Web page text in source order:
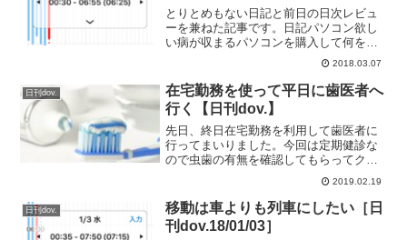
とりとめもない日記と前日の日次レビュ
ーを兼ねた記事です。日記パソコン欲し
い病が収まるパソコンを購入して何をす
るかというとプログラムの開発をしてい
きたいと。OSはいろいろと無茶がきく
Linuxがいいと考えております。以前に購
入したLinuxの...
2018.03.07
日刊dov.
在宅勤務を使って平日に歯医者へ
行く【日刊dov.】
先日、終日在宅勤務を利用して歯医者に
行ってまいりました。今回は定期健診な
ので虫歯の有無を確認してもらってクリ
ーニングして終了でしたが、予約から実
施まで一週間という短期間で完了するこ
とが出来ましました。というのも、わた
しが通っている近所の歯科...
2019.02.19
日刊dov.
移動は車よりも列車にしたい［日
刊dov.18/01/03］